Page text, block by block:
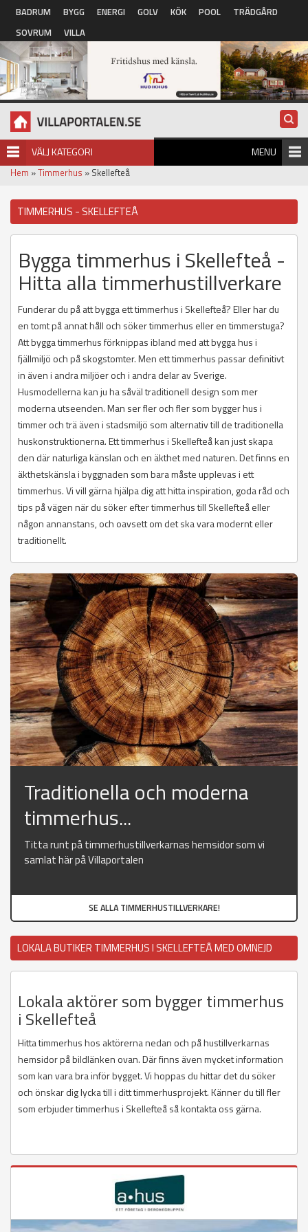
Hoppa till huvudinnehåll
BADRUM BYGG ENERGI GOLV KÖK POOL
TRÄDGÅRD
SOVRUM
VILLA
VÄLJ KATEGORI MENU
Hem »Timmerhus » Skellefteå
TIMMERHUS - SKELLEFTEÅ
Bygga timmerhus i Skellefteå -
Hitta alla timmerhustillverkare
Funderar du på att bygga ett timmerhus i Skellefteå? Eller har du
en tomt på annat håll och söker timmerhus eller en timmerstuga?
Att bygga timmerhus förknippas ibland med att bygga hus i
fjällmiljö och på skogstomter. Men ett timmerhus passar definitivt
in även i andra miljöer och i andra delar av Sverige.
Husmodellerna kan ju ha såväl traditionell design som mer
moderna utseenden. Man ser fler och fler som bygger hus i
timmer och trä även i stadsmiljö som alternativ till de traditionella
huskonstruktionerna. Ett timmerhus i Skellefteå kan just skapa
den där naturliga känslan och en äkthet med naturen. Det finns en
äkthetskänsla i byggnaden som bara måste upplevas i ett
timmerhus. Vi vill gärna hjälpa dig att hitta inspiration, goda råd och
tips på vägen när du söker efter timmerhus till Skellefteå eller
någon annanstans, och oavsett om det ska vara modernt eller
traditionellt.
Traditionella och moderna
timmerhus...
Titta runt på timmerhustillverkarnas hemsidor som vi
samlat här på Villaportalen
SE ALLA TIMMERHUSTILLVERKARE!
LOKALA BUTIKER TIMMERHUS I SKELLEFTEÅ MED OMNEJD
Lokala aktörer som bygger timmerhus
i Skellefteå
Hitta timmerhus hos aktörerna nedan och på hustillverkarnas
hemsidor på bildlänken ovan. Där finns även mycket information
som kan vara bra inför bygget. Vi hoppas du hittar det du söker
och önskar dig lycka till i ditt timmerhusprojekt. Känner du till fler
som erbjuder timmerhus i Skellefteå så kontakta oss gärna.